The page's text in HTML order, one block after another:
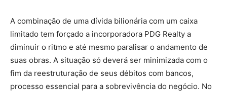
A combinação de uma dívida bilionária com um caixa
limitado tem forçado a incorporadora PDG Realty a
diminuir o ritmo e até mesmo paralisar o andamento de
suas obras. A situação só deverá ser minimizada com o
fim da reestruturação de seus débitos com bancos,
processo essencial para a sobrevivência do negócio. No